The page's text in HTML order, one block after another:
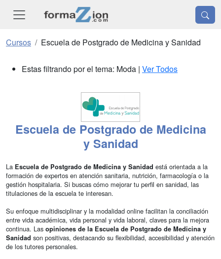
Cursos Escuela de Postgrado de Medicina y Sanidad
Estas filtrando por el tema: Moda | Ver Todos
Escuela de Postgrado de Medicina
y Sanidad
La Escuela de Postgrado de Medicina y Sanidad está orientada a la
formación de expertos en atención sanitaria, nutrición, farmacología o la
gestión hospitalaria. Si buscas cómo mejorar tu perfil en sanidad, las
titulaciones de la escuela te interesan.
Su enfoque multidisciplinar y la modalidad online facilitan la conciliación
entre vida académica, vida personal y vida laboral, claves para la mejora
continua. Las opiniones de la Escuela de Postgrado de Medicina y
Sanidad son positivas, destacando su flexibilidad, accesibilidad y atención
de los tutores personales.